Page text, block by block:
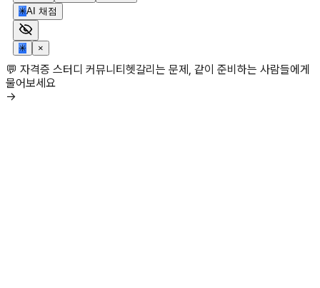
✳AI 채점
✳ ×
💬 자격증 스터디 커뮤니티헷갈리는 문제, 같이 준비하는 사람들에게
물어보세요
→